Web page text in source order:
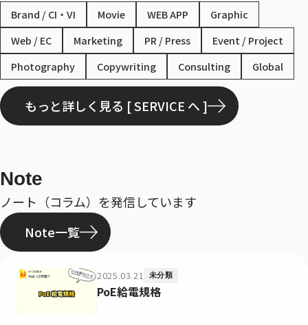
Brand / CI・VI Movie WEB APP
Graphic
Web / EC
Marketing PR / Press
Event / Project
Photography
Copywriting Consulting Global
もっと詳しく見る [ SERVICE へ ]
Note
ノート（コラム）を発信しています
Note一覧
2025.03.21 未分類
PoE給電規格